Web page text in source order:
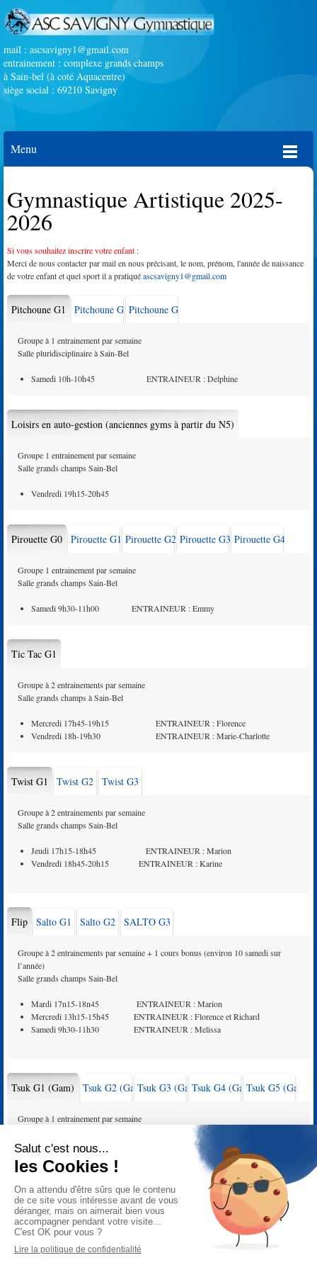
mail : ascsavigny1@gmail.com
entrainement : complexe grands champs
à Sain-bel (à coté Aquacentre)
siège social : 69210 Savigny
Menu
Gymnastique Artistique 2025-
2026
Si vous souhaitez inscrire votre enfant :
Merci de nous contacter par mail en nous précisant, le nom, prénom, l'année de naissance
de votre enfant et quel sport il a pratiquéascsavigny1@gmail.com
Pitchoune G1 Pitchoune G2 Pitchoune G3
Groupe à 1 entrainement par semaine
Salle pluridisciplinaire à Sain-Bel
Samedi 10h-10h45 ENTRAINEUR : Delphine
Loisirs en auto-gestion (anciennes gyms à partir du N5)
Groupe 1 entrainement par semaine
Salle grands champs Sain-Bel
Vendredi 19h15-20h45
Pirouette G0 Pirouette G1 Pirouette G2 Pirouette G3 Pirouette G4
Groupe 1 entrainement par semaine
Salle grands champs Sain-Bel
Samedi 9h30-11h00 ENTRAINEUR : Emmy
Tic Tac G1
Groupe à 2 entrainements par semaine
Salle grands champs à Sain-Bel
Mercredi 17h45-19h15 ENTRAINEUR : Florence
Vendredi 18h-19h30 ENTRAINEUR : Marie-Charlotte
Twist G1 Twist G2 Twist G3
Groupe à 2 entrainements par semaine
Salle grands champs Sain-Bel
Jeudi 17h15-18h45 ENTRAINEUR : Marion
Vendredi 18h45-20h15 ENTRAINEUR : Karine
Flip Salto G1 Salto G2 SALTO G3
Groupe à 2 entrainements par semaine + 1 cours bonus (environ 10 samedi sur
l’année)
Salle grands champs Sain-Bel
Mardi 17n15-18n45 ENTRAINEUR : Marion
Mercredi 13h15-15h45 ENTRAINEUR : Florence et Richard
Samedi 9h30-11h30 ENTRAINEUR : Melissa
Tsuk G1 (Gam) Tsuk G2 (Gam)Tsuk G3 (Gam)Tsuk G4 (Gam)Tsuk G5 (Gam)
Groupe à 1 entrainement par semaine
Mercredi 17h15-18h45 ENTRAINEUR : Franck
Copyright © gymsav2026
Mentions Légales